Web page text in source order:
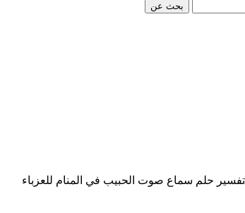
بحث عن
تفسير حلم سماع صوت الحبيب في المنام للعزباء